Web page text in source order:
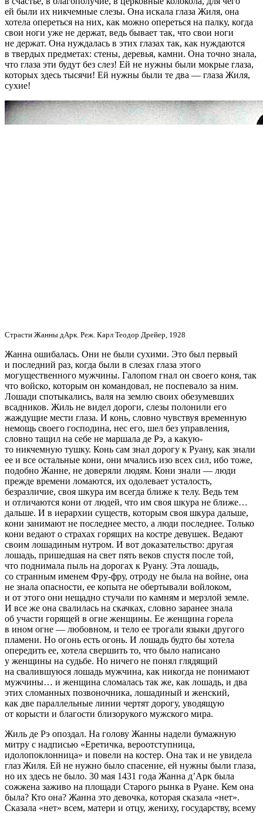
ей были их никчемные слезы. Она искала глаза Жиля, она
хотела опереться на них, как можно опереться на палку, когда
свои ноги уже не держат, ведь бывает так, что свои ноги
не держат. Она нуждалась в этих глазах так, как нуждаются
в твердых предметах: стены, деревья, камни. Она точно знала,
что глаза эти будут без слез! Ей не нужны были мокрые глаза,
которых здесь тысячи! Ей нужны были те два — глаза Жиля,
сухие!
Страсти Жанны дАрк. Реж. Карл Теодор Дрейер, 1928
Жанна ошибалась. Они не были сухими. Это был первый
и последний раз, когда были в слезах глаза этого
могущественного мужчины. Галопом гнал он своего коня, так
что войско, которым он командовал, не поспевало за ним.
Лошади спотыкались, валя на землю своих обезумевших
всадников. Жиль не видел дороги, слезы полонили его
жаждущие мести глаза. И конь, словно чувствуя временную
немощь своего господина, нес его, шел без управления,
словно тащил на себе не маршала де Рэ, а какую-
то никчемную тушку. Конь сам знал дорогу к Руану, как знали
ее и все остальные кони, они мчались изо всех сил, ибо тоже,
подобно Жанне, не доверяли людям. Кони знали — люди
прежде времени ломаются, их одолевает усталость,
безразличие, своя шкура им всегда ближе к телу. Ведь тем
и отличаются кони от людей, что им своя шкура не ближе…
дальше. И в иерархии существ, которым своя шкура дальше,
кони занимают не последнее место, а люди последнее. Только
кони ведают о страхах горящих на костре девушек. Ведают
своим лошадиным нутром. И вот доказательство: другая
лошадь, пришедшая на свет пять веков спустя после той,
что поднимала пыль на дорогах к Руану. Эта лошадь,
со странным именем Фру-фру, отроду не была на войне, она
не знала опасности, ее копыта не обертывали войлоком,
и от этого они нещадно стучали по камням и мерзлой земле.
И все же она свалилась на скачках, словно заранее знала
об участи горящей в огне женщины. Ее женщина горела
в ином огне — любовном, и тело ее трогали языки другого
пламени. Но огонь есть огонь. И лошадь будто бы хотела
опередить ее, хотела свершить то, что было написано
у женщины на судьбе. Но ничего не понял глядящий
на свалившуюся лошадь мужчина, как никогда не понимают
мужчины… и женщина сломалась так же, как лошадь, и два
этих сломанных позвоночника, лошадиный и женский,
как две параллельные линии чертят дорогу, уводящую
от корысти и благости близорукого мужского мира.
Жиль де Рэ опоздал. На голову Жанны надели бумажную
митру с надписью «Еретичка, вероотступница,
идолопоклонница» и повели на костер. Она так и не увидела
глаз Жиля. Ей не нужно было спасение, ей нужны были глаза,
но их здесь не было. 30 мая 1431 года Жанна д’Арк была
сожжена заживо на площади Старого рынка в Руане. Кем она
была? Кто она? Жанна это девочка, которая сказала «нет».
Сказала «нет» всем, матери и отцу, жениху, государству, всему